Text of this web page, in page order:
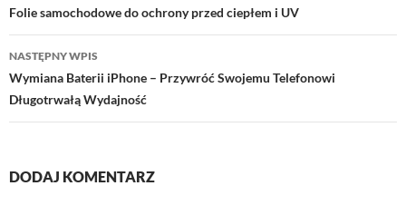
wpisu
Folie samochodowe do ochrony przed ciepłem i UV
NASTĘPNY WPIS
Wymiana Baterii iPhone – Przywróć Swojemu Telefonowi
Długotrwałą Wydajność
DODAJ KOMENTARZ